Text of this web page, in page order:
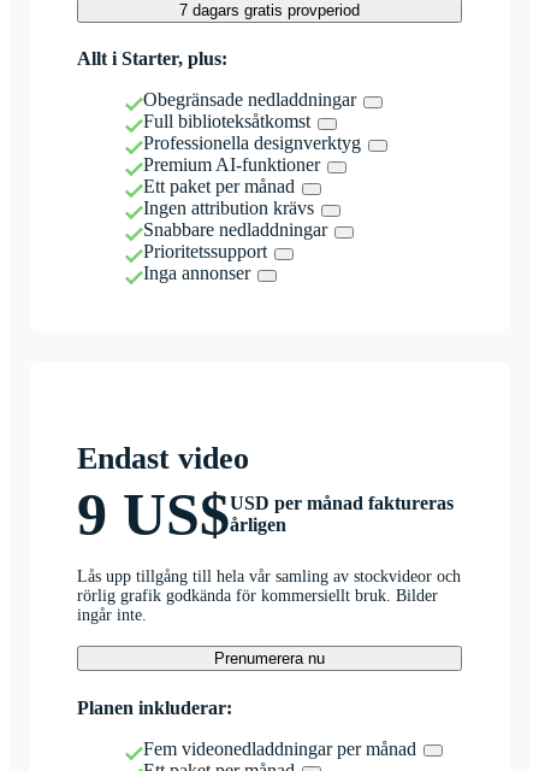
7 dagars gratis provperiod
Allt i Starter, plus:
Obegränsade nedladdningar
Full biblioteksåtkomst
Professionella designverktyg
Premium AI-funktioner
Ett paket per månad
Ingen attribution krävs
Snabbare nedladdningar
Prioritetssupport
Inga annonser
Endast video
9 US$USD per månad faktureras
årligen
Lås upp tillgång till hela vår samling av stockvideor och
rörlig grafik godkända för kommersiellt bruk. Bilder
ingår inte.
Prenumerera nu
Planen inkluderar:
Fem videonedladdningar per månad